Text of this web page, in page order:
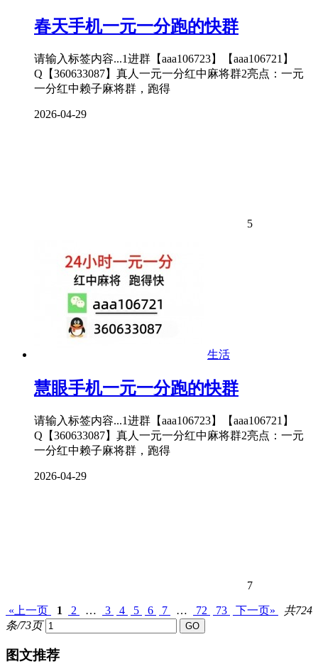
春天手机一元一分跑的快群
请输入标签内容...1进群【aaa106723】【aaa106721】
Q【360633087】真人一元一分红中麻将群2亮点：一元
一分红中赖子麻将群，跑得
2026-04-29
5
生活
慧眼手机一元一分跑的快群
请输入标签内容...1进群【aaa106723】【aaa106721】
Q【360633087】真人一元一分红中麻将群2亮点：一元
一分红中赖子麻将群，跑得
2026-04-29
7
«上一页 1 2 … 3 4 5 6 7 … 72 73 下一页»
共724
条/73页
图文推荐